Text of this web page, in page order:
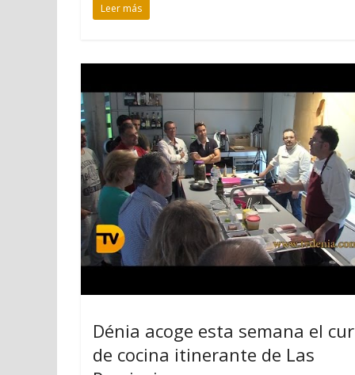
Leer más
Dénia acoge esta semana el
de cocina itinerante de Las